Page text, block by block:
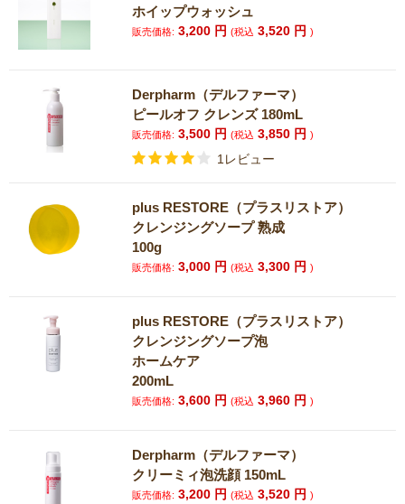
ホイップウォッシュ
販売価格: 3,200 円(税込 3,520 円)
Derpharm（デルファーマ）
ピールオフ クレンズ 180mL
販売価格: 3,500 円(税込 3,850 円)
1レビュー
plus RESTORE（プラスリストア）
クレンジングソープ 熟成
100g
販売価格: 3,000 円(税込 3,300 円)
plus RESTORE（プラスリストア）
クレンジングソープ泡
ホームケア
200mL
販売価格: 3,600 円(税込 3,960 円)
Derpharm（デルファーマ）
クリーミィ泡洗顔 150mL
販売価格: 3,200 円(税込 3,520 円)